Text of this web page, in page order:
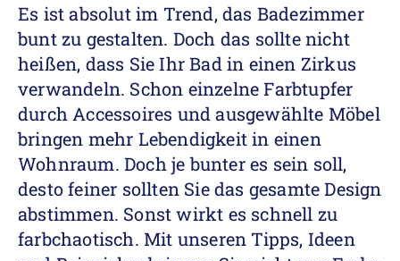
Es ist absolut im Trend, das Badezimmer
bunt zu gestalten. Doch das sollte nicht
heißen, dass Sie Ihr Bad in einen Zirkus
verwandeln. Schon einzelne Farbtupfer
durch Accessoires und ausgewählte Möbel
bringen mehr Lebendigkeit in einen
Wohnraum. Doch je bunter es sein soll,
desto feiner sollten Sie das gesamte Design
abstimmen. Sonst wirkt es schnell zu
farbchaotisch. Mit unseren Tipps, Ideen